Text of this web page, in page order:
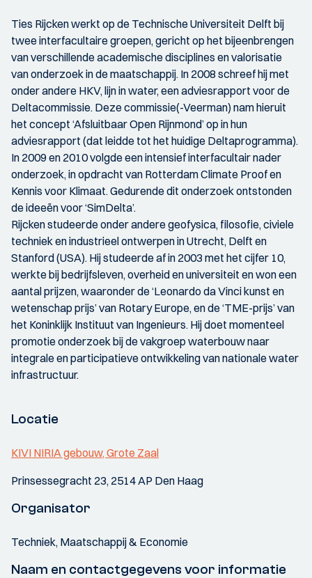
Ties Rijcken werkt op de Technische Universiteit Delft bij
twee interfacultaire groepen, gericht op het bijeenbrengen
van verschillende academische disciplines en valorisatie
van onderzoek in de maatschappij. In 2008 schreef hij met
onder andere HKV, lijn in water, een adviesrapport voor de
Deltacommissie. Deze commissie(-Veerman) nam hieruit
het concept ‘Afsluitbaar Open Rijnmond’ op in hun
adviesrapport (dat leidde tot het huidige Deltaprogramma).
In 2009 en 2010 volgde een intensief interfacultair nader
onderzoek, in opdracht van Rotterdam Climate Proof en
Kennis voor Klimaat. Gedurende dit onderzoek ontstonden
de ideeën voor ‘SimDelta’.
Rijcken studeerde onder andere geofysica, filosofie, civiele
techniek en industrieel ontwerpen in Utrecht, Delft en
Stanford (USA). Hij studeerde af in 2003 met het cijfer 10,
werkte bij bedrijfsleven, overheid en universiteit en won een
aantal prijzen, waaronder de ‘Leonardo da Vinci kunst en
wetenschap prijs’ van Rotary Europe, en de ‘TME-prijs’ van
het Koninklijk Instituut van Ingenieurs. Hij doet momenteel
promotie onderzoek bij de vakgroep waterbouw naar
integrale en participatieve ontwikkeling van nationale water
infrastructuur.
Locatie
KIVI NIRIA gebouw, Grote Zaal
Prinsessegracht 23, 2514 AP Den Haag
Organisator
Techniek, Maatschappij & Economie
Naam en contactgegevens voor informatie